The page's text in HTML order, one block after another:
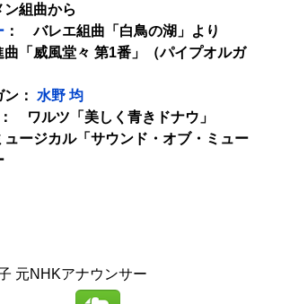
組曲から
： バレエ組曲「白鳥の湖」より
「威風堂々 第1番」（パイプオルガ
： 水野 均
： ワルツ「美しく青きドナウ」
ージカル「サウンド・オブ・ミュー
元NHKアナウンサー